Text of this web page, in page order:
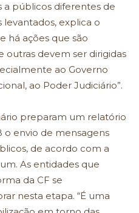
a públicos diferentes de
explica o
há ações que são
outras devem ser dirigidas
ao Governo
ao Poder Judiciário”.
preparam um relatório
envio de mensagens
de acordo com a
As entidades que
da CF se
nesta etapa. “É uma